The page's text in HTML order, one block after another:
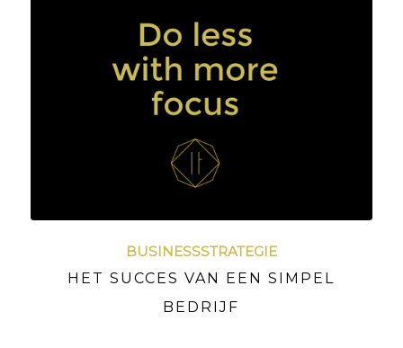
BUSINESSSTRATEGIE
HET SUCCES VAN EEN SIMPEL
BEDRIJF